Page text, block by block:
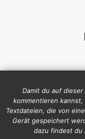
Damit du auf
kommentieren
Textdateien, die von
Gerät gespeichert
dazu findest du